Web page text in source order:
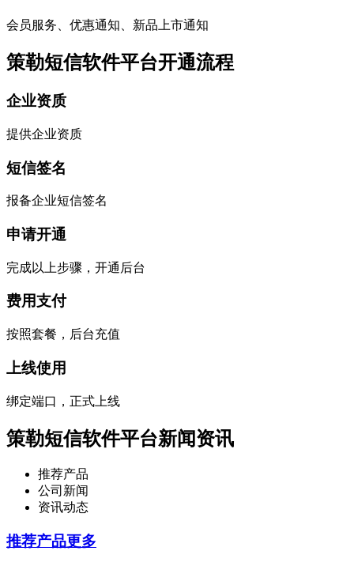
会员服务、优惠通知、新品上市通知
策勒短信软件平台开通流程
企业资质
提供企业资质
短信签名
报备企业短信签名
申请开通
完成以上步骤，开通后台
费用支付
按照套餐，后台充值
上线使用
绑定端口，正式上线
策勒短信软件平台新闻资讯
推荐产品
公司新闻
资讯动态
推荐产品更多